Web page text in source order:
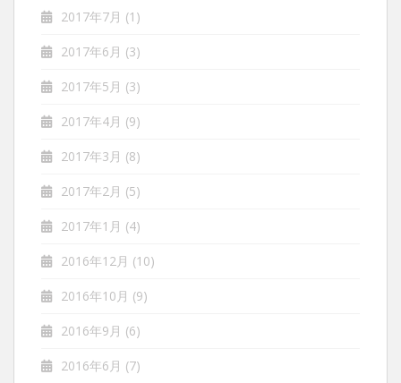
2017年7月 (1)
2017年6月 (3)
2017年5月 (3)
2017年4月 (9)
2017年3月 (8)
2017年2月 (5)
2017年1月 (4)
2016年12月 (10)
2016年10月 (9)
2016年9月 (6)
2016年6月 (7)